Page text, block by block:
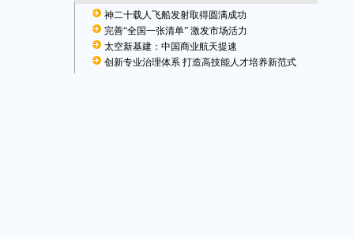
神二十载人飞船发射取得圆满成功
完善“全国一张清单” 激发市场活力
太空新基建：中国商业航天提速
创新专业治理体系 打造高技能人才培养新范式